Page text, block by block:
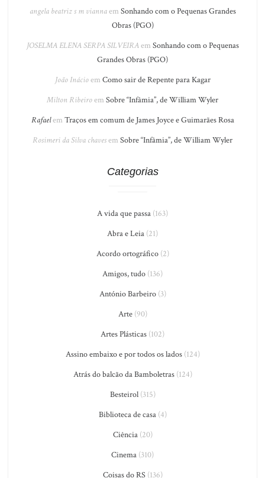
angela beatriz s m viannaem Sonhando com o Pequenas Grandes
Obras (PGO)
JOSELMA ELENA SERPA SILVEIRAem Sonhando com o Pequenas
Grandes Obras (PGO)
João Inácioem Como sair de Repente para Kagar
Milton Ribeiroem Sobre “Infâmia”, de William Wyler
Rafaelem Traços em comum de James Joyce e Guimarães Rosa
Rosimeri da Silva chavesem Sobre “Infâmia”, de William Wyler
Categorias
A vida que passa (163)
Abra e Leia (21)
Acordo ortográfico(2)
Amigos, tudo (136)
António Barbeiro(3)
Arte(90)
Artes Plásticas (102)
Assino embaixo e por todos os lados(124)
Atrás do balcão da Bamboletras(124)
Besteirol(315)
Biblioteca de casa(4)
Ciência(20)
Cinema (310)
Coisas do RS(136)